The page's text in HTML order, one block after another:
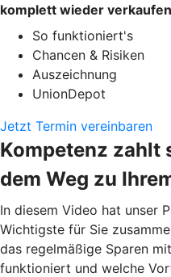
komplett wieder
So funktioniert's
Chancen & Risiken
Auszeichnung
UnionDepot
Jetzt Termin vereinbaren
Kompetenz zahlt
dem Weg zu
In diesem Video hat unser
Wichtigste für Sie
das regelmäßige Sparen
funktioniert und welche